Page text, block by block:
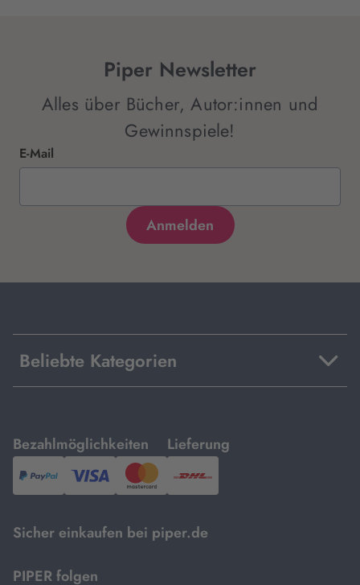
Piper Newsletter
Alles über Bücher, Autor:innen und
Gewinnspiele!
E-Mail
Beliebte Kategorien
Bezahlmöglichkeiten
mit
PayPal,Visa
und
Lieferung
mit
DHL.
Sicher einkaufen bei piper.de
PIPER folgen